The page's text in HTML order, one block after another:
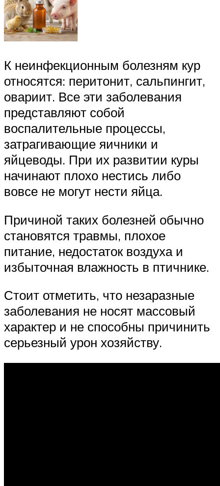
К неинфекционным болезням кур
относятся: перитонит, сальпингит,
овариит. Все эти заболевания
представляют собой
воспалительные процессы,
затрагивающие яичники и
яйцеводы. При их развитии куры
начинают плохо нестись либо
вовсе не могут нести яйца.
Причиной таких болезней обычно
становятся травмы, плохое
питание, недостаток воздуха и
избыточная влажность в птичнике.
Стоит отметить, что незаразные
заболевания не носят массовый
характер и не способны причинить
серьезный урон хозяйству.